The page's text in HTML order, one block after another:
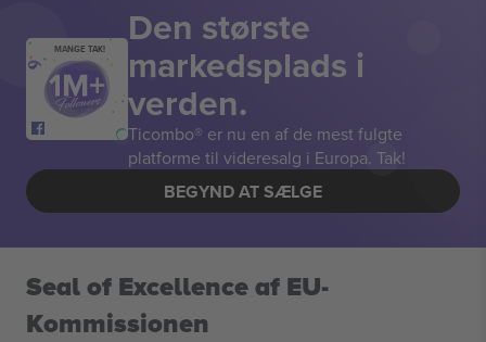
MANGE TAK! Den største
markedsplads i
verden.
Ticombo® er nu en af de mest fulgte
platforme til videresalg i Europa. Tak!
BEGYND AT SÆLGE
Seal of Excellence af EU-
Kommissionen